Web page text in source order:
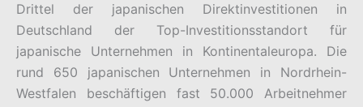
Drittel der japanischen Direktinvestitionen in
Deutschland der Top-Investitionsstandort für
japanische Unternehmen in Kontinentaleuropa. Die
rund 650 japanischen Unternehmen in Nordrhein-
Westfalen beschäftigen fast 50.000 Arbeitnehmer